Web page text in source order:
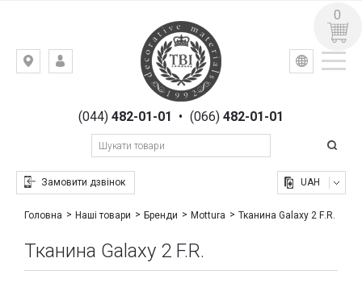
Київ,
Гоголівська,(044)482-01-01 • (066) 482-01-01
Замовити дзвінок
УКР РУС
UAH
0
Головна Наші товари Бренди Mottura Тканина Galaxy 2 F.R.
Тканина Galaxy 2 F.R.